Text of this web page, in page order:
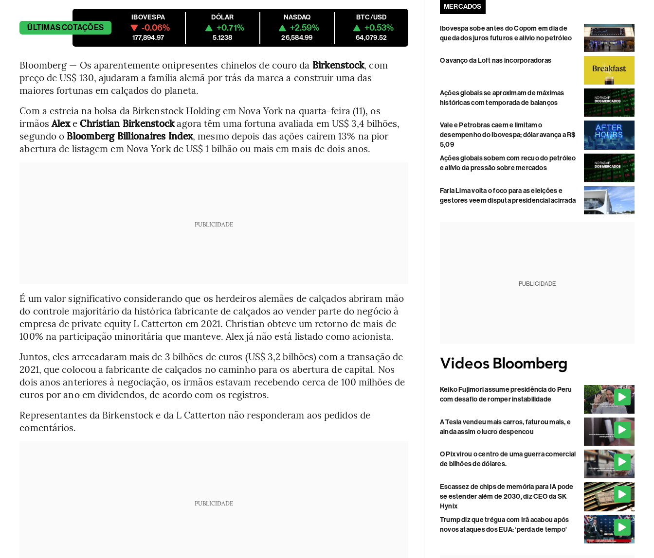
ÚLTIMASCOTAÇÕES
IBOVESPA
-0.06%
177,894.97
DÓLAR
+0.71%
5.1238
NASDAQ
+2.59%
26,584.99
BTC/USD
+0.53%
64,079.52
Bloomberg — Os aparentemente onipresentes chinelos de couro da Birkenstock, com
preço de US$ 130, ajudaram a família alemã por trás da marca a construir uma das
maiores fortunas em calçados do planeta.
Com a estreia na bolsa da Birkenstock Holding em Nova York na quarta-feira (11), os
irmãosAlexeChristian Birkenstockagora têm uma fortuna avaliada em US$ 3,4 bilhões,
segundo o Bloomberg Billionaires Index, mesmo depois das ações caírem 13% na pior
abertura de listagem em Nova York de US$ 1 bilhão ou mais em mais de dois anos.
PUBLICIDADE
É um valor significativo considerando que os herdeiros alemães de calçados abriram mão
do controle majoritário da histórica fabricante de calçados ao vender parte do negócio à
empresa de private equity L Catterton em 2021. Christian obteve um retorno de mais de
100% na participação minoritária que manteve. Alex já não está listado como acionista.
Juntos, eles arrecadaram mais de 3 bilhões de euros (US$ 3,2 bilhões) com a transação de
2021, que colocou a fabricante de calçados no caminho para os abertura de capital. Nos
dois anos anteriores à negociação, os irmãos estavam recebendo cerca de 100 milhões de
euros por ano em dividendos, de acordo com os registros.
Representantes da Birkenstock e da L Catterton não responderam aos pedidos de
comentários.
PUBLICIDADE
MERCADOS
Ibovespa sobe antes do Copom em dia de
queda dos juros futuros e alívio no petróleo
O avanço da Loft nas incorporadoras
Ações globais se aproximam de máximas
históricas com temporada de balanços
Vale e Petrobras caem e limitam o
desempenho do Ibovespa; dólar avança a R$
5,09
Ações globais sobem com recuo do petróleo
e alívio da pressão sobre mercados
Faria Lima volta o foco para as eleições e
gestores veem disputa presidencial acirrada
PUBLICIDADE
Keiko Fujimori assume presidência do Peru
com desafio de romper instabilidade
A Tesla vendeu mais carros, faturou mais, e
ainda assim o lucro despencou
O Pix virou o centro de uma guerra comercial
de bilhões de dólares.
Escassez de chips de memória para IA pode
se estender além de 2030, diz CEO da SK
Hynix
Trump diz que trégua com Irã acabou após
novos ataques dos EUA: ‘perda de tempo'